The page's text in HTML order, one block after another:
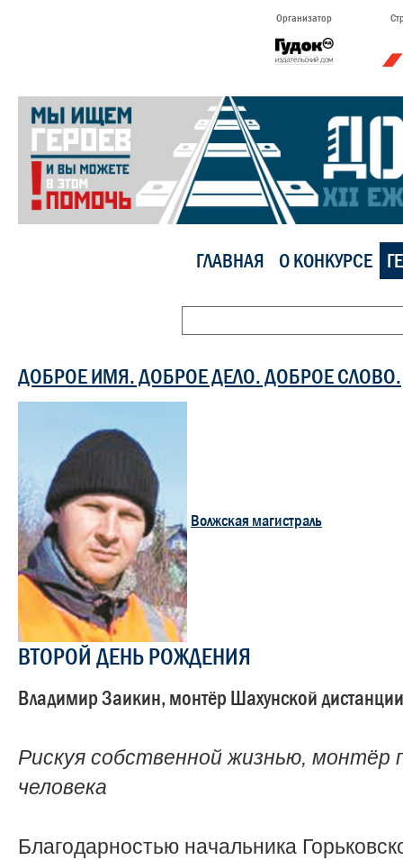
Организатор
ГЛАВНАЯ О КОНКУРСЕ
ДОБРОЕ ИМЯ. ДОБРОЕ ДЕЛО. ДОБРОЕ СЛОВО.
Волжская магистраль
ВТОРОЙ ДЕНЬ РОЖДЕНИЯ
Владимир Заикин, монтёр Шахунской
Рискуя собственной жизнью, монтёр
человека
Благодарностью начальника